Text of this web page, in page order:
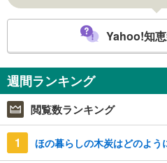
Yahoo!知
週間ランキング
閲覧数ランキング
1 ほの暮らしの木炭はどのよう